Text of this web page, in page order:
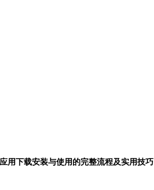
用下载安装与使用的完整流程及实用技巧